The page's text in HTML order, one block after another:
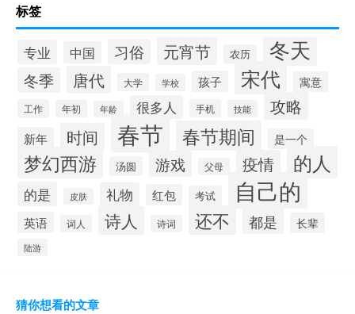
标签
专业 中国 习俗 元宵节 农历 冬天
冬季 唐代 大学 学校 孩子 宋代 寓意
工作 年初 年龄 很多人 手机 技能 攻略
新年 时间 春节 春节期间 是一个
梦幻西游 汤圆 游戏 父母 疫情 的人
的是 皮肤 礼物 红包 考试 自己的
英语 词人 诗人 诗词 还不 都是 长辈
陆游
猜你想看的文章